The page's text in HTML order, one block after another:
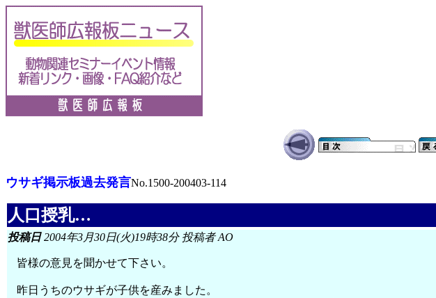
ウサギ掲示板過去発言No.1500-200403-114
人口授乳…
投稿日2004年3月30日(火)19時38分 投稿者 AO
皆様の意見を聞かせて下さい。
昨日うちのウサギが子供を産みました。